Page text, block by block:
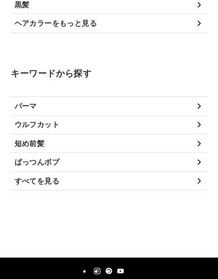
黒髪
ヘアカラーをもっと見る
キーワードから探す
パーマ
ウルフカット
短め前髪
ぱっつんボブ
すべてを見る